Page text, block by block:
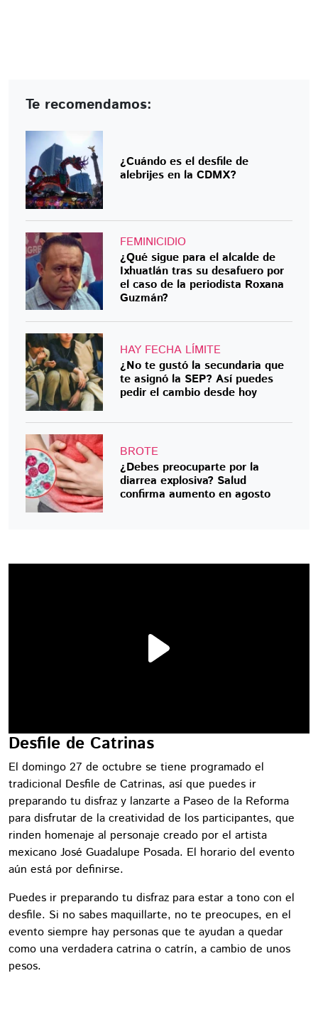
Te recomendamos:
¿Cuándo es el desfile de
alebrijes en la CDMX?
FEMINICIDIO
¿Qué sigue para el alcalde de
Ixhuatlán tras su desafuero por
el caso de la periodista Roxana
Guzmán?
HAY FECHA LÍMITE
¿No te gustó la secundaria que
te asignó la SEP? Así puedes
pedir el cambio desde hoy
BROTE
¿Debes preocuparte por la
diarrea explosiva? Salud
confirma aumento en agosto
Desfile de Catrinas
El domingo 27 de octubre se tiene programado el
tradicional Desfile de Catrinas, así que puedes ir
preparando tu disfraz y lanzarte a Paseo de la Reforma
para disfrutar de la creatividad de los participantes, que
rinden homenaje al personaje creado por el artista
mexicano José Guadalupe Posada. El horario del evento
aún está por definirse.
Puedes ir preparando tu disfraz para estar a tono con el
desfile. Si no sabes maquillarte, no te preocupes, en el
evento siempre hay personas que te ayudan a quedar
como una verdadera catrina o catrín, a cambio de unos
pesos.